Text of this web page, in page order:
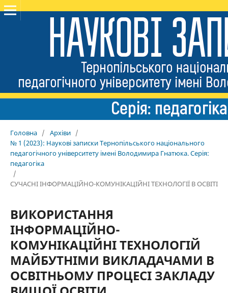
Головна / Архіви /
№ 1 (2023): Наукові записки Тернопільського національного
педагогічного університету імені Володимира Гнатюка. Серія:
педагогіка
/
СУЧАСНІ ІНФОРМАЦІЙНО-КОМУНІКАЦІЙНІ ТЕХНОЛОГІЇ В ОСВІТІ
ВИКОРИСТАННЯ
ІНФОРМАЦІЙНО-
КОМУНІКАЦІЙНІ ТЕХНОЛОГІЙ
МАЙБУТНІМИ ВИКЛАДАЧАМИ В
ОСВІТНЬОМУ ПРОЦЕСІ ЗАКЛАДУ